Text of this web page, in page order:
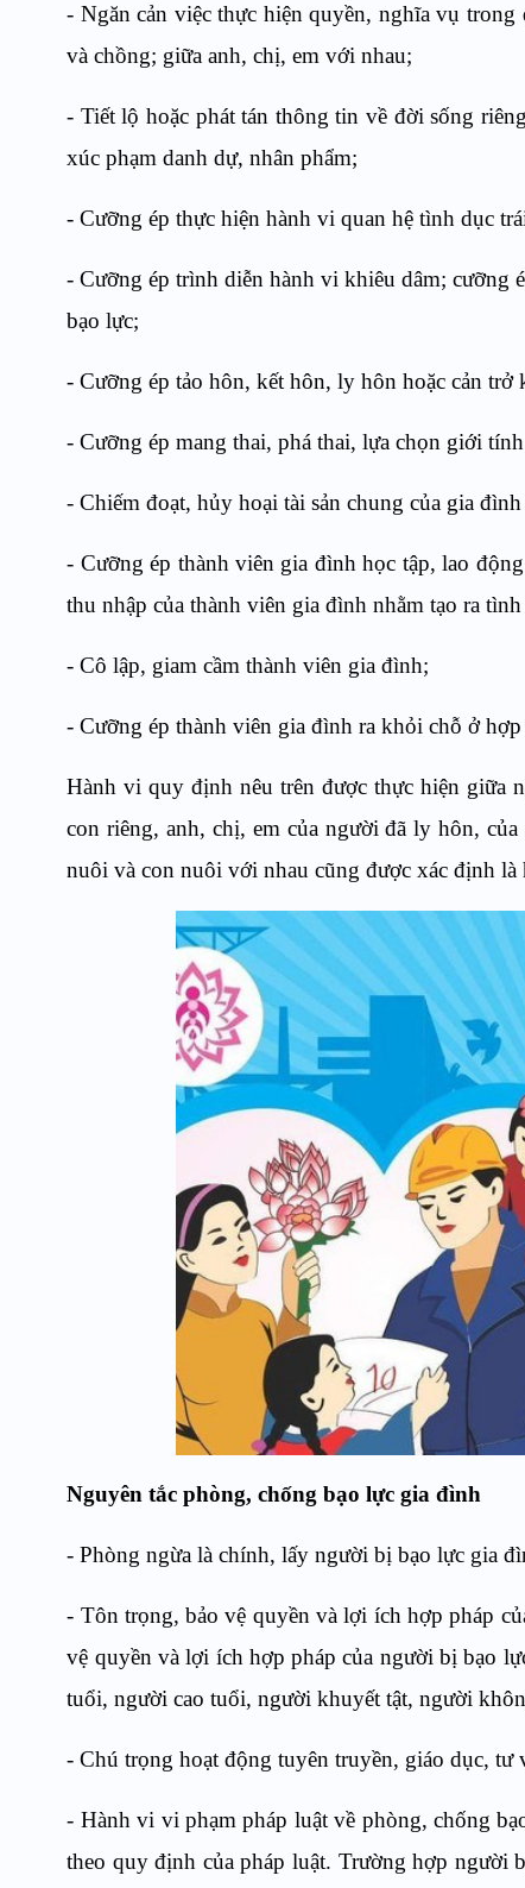
- Ngăn cản việc thực hiện quyền, nghĩa vụ
và chồng; giữa anh, chị, em với nhau;
- Tiết lộ hoặc phát tán thông tin về đời sống
xúc phạm danh dự, nhân phẩm;
- Cưỡng ép thực hiện hành vi quan hệ tình dục
- Cưỡng ép trình diễn hành vi khiêu dâm; cưỡng
bạo lực;
- Cưỡng ép tảo hôn, kết hôn, ly hôn hoặc cản
- Cưỡng ép mang thai, phá thai, lựa chọn giới
- Chiếm đoạt, hủy hoại tài sản chung của gia
- Cưỡng ép thành viên gia đình học tập, lao
thu nhập của thành viên gia đình nhằm tạo ra
- Cô lập, giam cầm thành viên gia đình;
- Cưỡng ép thành viên gia đình ra khỏi chỗ ở
Hành vi quy định nêu trên được thực hiện giữa
con riêng, anh, chị, em của người đã ly hôn,
nuôi và con nuôi với nhau cũng được xác định
Nguyên tắc phòng, chống bạo lực gia đình
- Phòng ngừa là chính, lấy người bị bạo lực gia
- Tôn trọng, bảo vệ quyền và lợi ích hợp pháp
vệ quyền và lợi ích hợp pháp của người bị bạo
tuổi, người cao tuổi, người khuyết tật, người
- Chú trọng hoạt động tuyên truyền, giáo dục,
- Hành vi vi phạm pháp luật về phòng, chống
theo quy định của pháp luật. Trường hợp người